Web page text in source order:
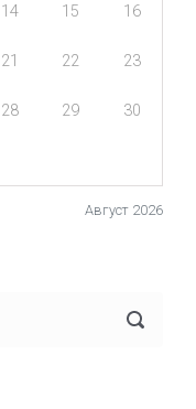
Август 2026
14 15 16
21 22 23
28 29 30